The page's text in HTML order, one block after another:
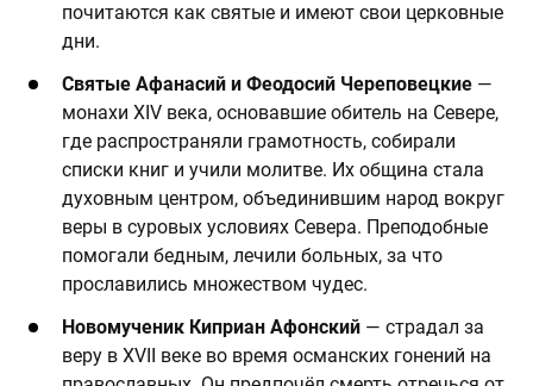
почитаются как святые и имеют свои церковные
дни.
Святые Афанасий и Феодосий Череповецкие —
монахи XIV века, основавшие обитель на Севере,
где распространяли грамотность, собирали
списки книг и учили молитве. Их община стала
духовным центром, объединившим народ вокруг
веры в суровых условиях Севера. Преподобные
помогали бедным, лечили больных, за что
прославились множеством чудес.
Новомученик Киприан Афонский — страдал за
веру в XVII веке во время османских гонений на